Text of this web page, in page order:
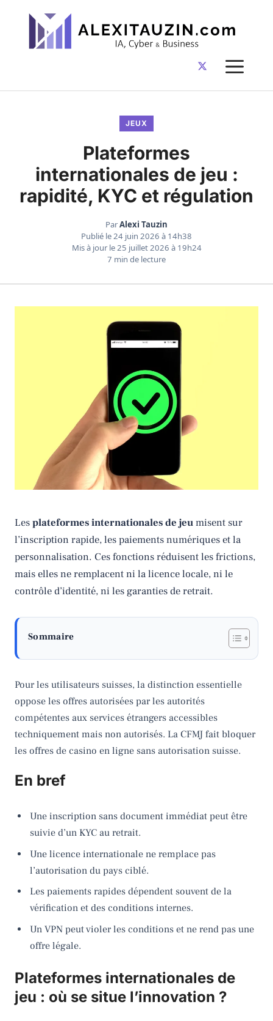
contenu
JEUX
Plateformes
internationales de jeu :
rapidité, KYC et régulation
ParAlexi Tauzin
Publié le24 juin 2026 à 14h38
Mis à jour le25 juillet 2026 à 19h24
7 min de lecture
Lesplateformes internationales de jeumisent sur
l’inscription rapide, les paiements numériques et la
personnalisation. Ces fonctions réduisent les frictions,
mais elles ne remplacent ni la licence locale, ni le
contrôle d’identité, ni les garanties de retrait.
Sommaire
Pour les utilisateurs suisses, la distinction essentielle
oppose les offres autorisées par les autorités
compétentes aux services étrangers accessibles
techniquement mais non autorisés. La CFMJ fait bloquer
les offres de casino en ligne sans autorisation suisse.
En bref
Une inscription sans document immédiat peut être
suivie d’un KYC au retrait.
Une licence internationale ne remplace pas
l’autorisation du pays ciblé.
Les paiements rapides dépendent souvent de la
vérification et des conditions internes.
Un VPN peut violer les conditions et ne rend pas une
offre légale.
Plateformes internationales de
jeu : où se situe l’innovation ?